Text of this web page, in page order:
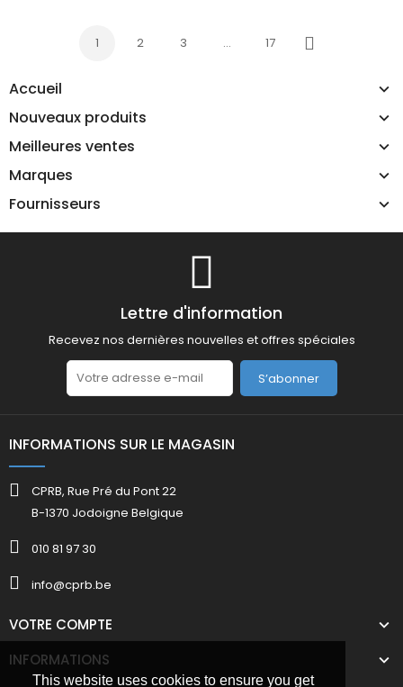
This website uses cookies to ensure you get
Accueil
Nouveaux produits
Meilleures ventes
Marques
Fournisseurs
1 2 3 … 17
Suivant
Lettre d'information
Recevez nos dernières nouvelles et offres spéciales
S’abonner
INFORMATIONS SUR LE MAGASIN
CPRB, Rue Pré du Pont 22
B-1370 Jodoigne Belgique
010 81 97 30
info@cprb.be
VOTRE COMPTE
INFORMATIONS